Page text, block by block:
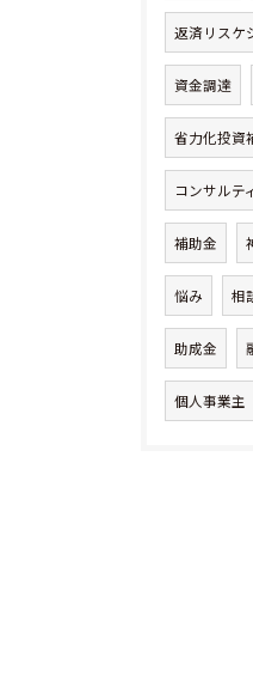
返済リスケ
資金調達
省力化投資
コンサルテ
補助金
悩み 相
助成金
個人事業主